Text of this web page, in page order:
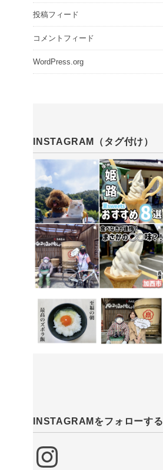
投稿フィード
コメントフィード
WordPress.org
INSTAGRAM（タグ付け）
INSTAGRAMをフォローする
Instagram